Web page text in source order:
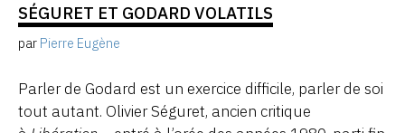
SÉGURET ET GODARD VOLATILS
par Pierre Eugène
Parler de Godard est un exercice difficile, parler de soi
tout autant. Olivier Séguret, ancien critique